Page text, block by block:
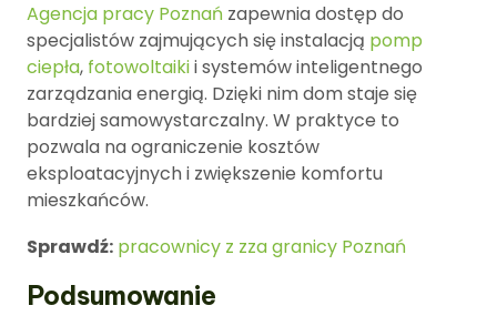
Agencja pracy Poznań zapewnia dostęp do
specjalistów zajmujących się instalacją pomp
ciepła, fotowoltaikii systemów inteligentnego
zarządzania energią. Dzięki nim dom staje się
bardziej samowystarczalny. W praktyce to
pozwala na ograniczenie kosztów
eksploatacyjnych i zwiększenie komfortu
mieszkańców.
Sprawdź: pracownicy z zza granicy Poznań
Podsumowanie